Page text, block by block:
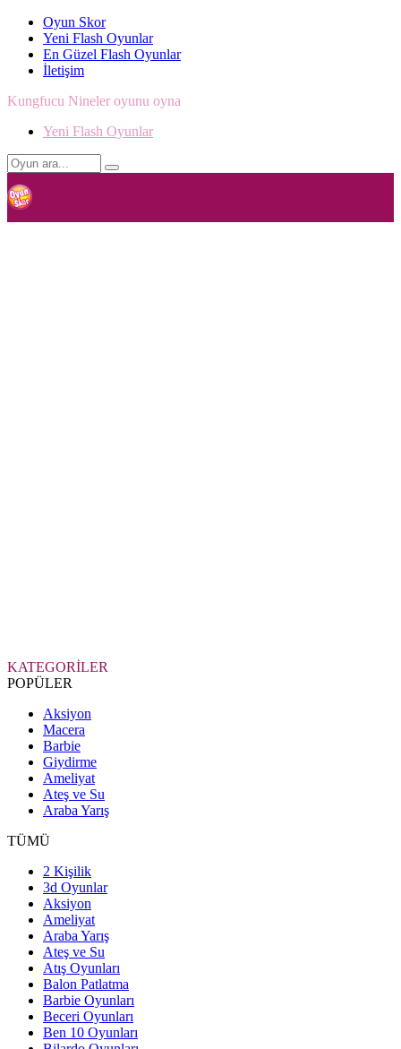
Oyun Skor
Yeni Flash Oyunlar
En Güzel Flash Oyunlar
İletişim
Kungfucu Nineler oyunu oyna
Yeni Flash Oyunlar
KATEGORİLER
POPÜLER
Aksiyon
Macera
Barbie
Giydirme
Ameliyat
Ateş ve Su
Araba Yarış
TÜMÜ
2 Kişilik
3d Oyunlar
Aksiyon
Ameliyat
Araba Yarış
Ateş ve Su
Atış Oyunları
Balon Patlatma
Barbie Oyunları
Beceri Oyunları
Ben 10 Oyunları